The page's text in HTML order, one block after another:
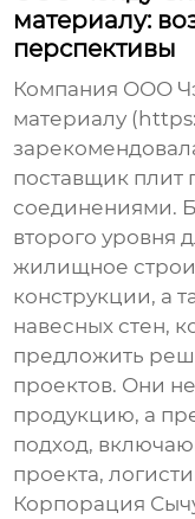
материалу:
перспективы
Компания ООО
материалу
поставщик плит
соединениями.
второго уровня
жилищное
конструкции, а
навесных стен,
предложить
проектов. Они
продукцию, а
подход,
проекта,
Корпорация